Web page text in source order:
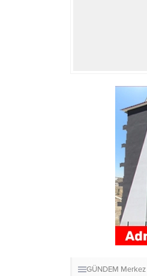
GÜNDEM Merkez